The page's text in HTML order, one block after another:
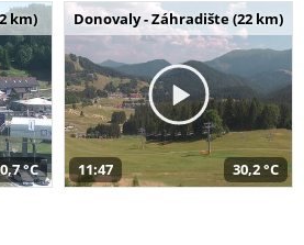
km)
°C
Donovaly - Záhradište (22 km)
11:47 30,2 °C